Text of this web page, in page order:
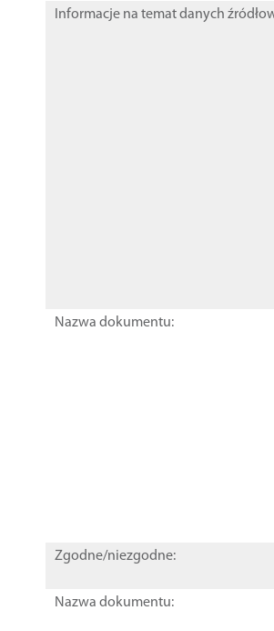
Informacje na temat danych
Nazwa dokumentu:
Zgodne/niezgodne:
Nazwa dokumentu: